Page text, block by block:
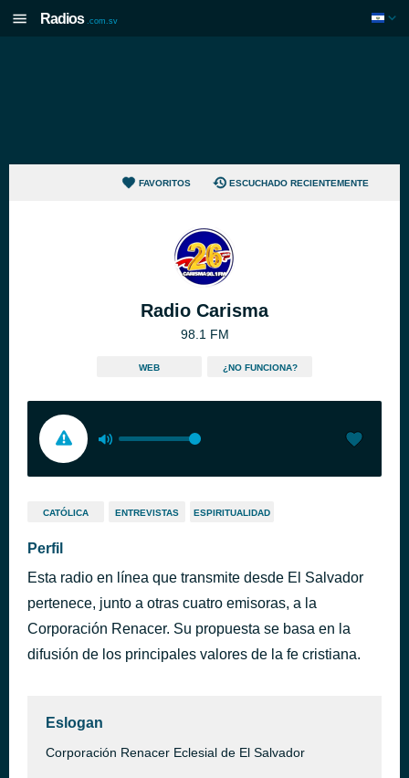
Radios .com.sv
FAVORITOS ESCUCHADO RECIENTEMENTE
Radio Carisma
98.1 FM
WEB ¿NO FUNCIONA?
CATÓLICA ENTREVISTAS ESPIRITUALIDAD
Perfil
Esta radio en línea que transmite desde El Salvador
pertenece, junto a otras cuatro emisoras, a la
Corporación Renacer. Su propuesta se basa en la
difusión de los principales valores de la fe cristiana.
Eslogan
Corporación Renacer Eclesial de El Salvador